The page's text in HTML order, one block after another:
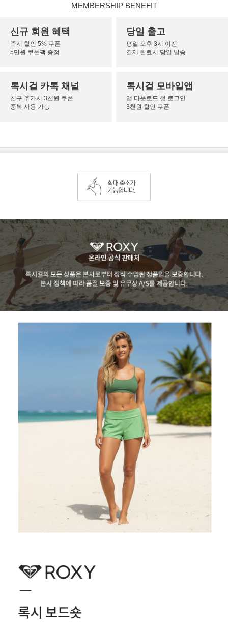
MEMBERSHIP BENEFIT
신규 회원 혜택
즉시 할인 5% 쿠폰
5만원 쿠폰팩 증정
당일 출고
평일 오후 3시 이전
결제 완료시 당일 발송
록시걸 카톡 채널
친구 추가시 3천원 쿠폰
중복 사용 가능
록시걸 모바일앱
앱 다운로드 첫 로그인
3천원 할인 쿠폰